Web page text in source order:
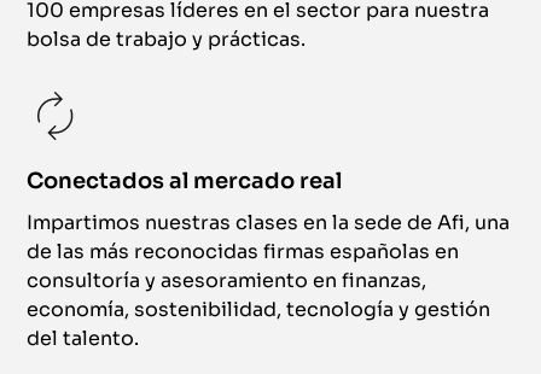
100 empresas líderes en el sector para nuestra
bolsa de trabajo y prácticas.
Conectados al mercado real
Impartimos nuestras clases en la sede de Afi, una
de las más reconocidas firmas españolas en
consultoría y asesoramiento en finanzas,
economía, sostenibilidad, tecnología y gestión
del talento.